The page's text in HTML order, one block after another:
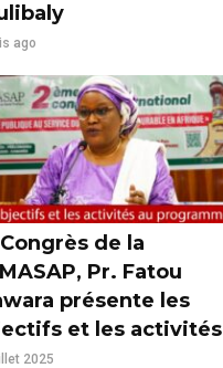
ago
de la
Pr. Fatou
présente les
et les activités
2025